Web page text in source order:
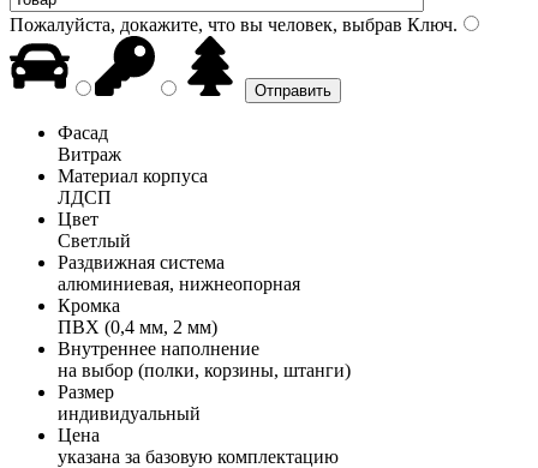
Пожалуйста, докажите, что вы человек, выбрав Ключ.
Фасад
Витраж
Материал корпуса
ЛДСП
Цвет
Светлый
Раздвижная система
алюминиевая, нижнеопорная
Кромка
ПВХ (0,4 мм, 2 мм)
Внутреннее наполнение
на выбор (полки, корзины, штанги)
Размер
индивидуальный
Цена
указана за базовую комплектацию